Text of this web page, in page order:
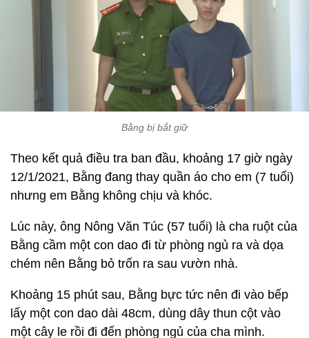
Bằng bị bắt giữ
Theo kết quả điều tra ban đầu, khoảng 17 giờ ngày
12/1/2021, Bằng đang thay quần áo cho em (7 tuổi)
nhưng em Bằng không chịu và khóc.
Lúc này, ông Nông Văn Túc (57 tuổi) là cha ruột của
Bằng cầm một con dao đi từ phòng ngủ ra và dọa
chém nên Bằng bỏ trốn ra sau vườn nhà.
Khoảng 15 phút sau, Bằng bực tức nên đi vào bếp
lấy một con dao dài 48cm, dùng dây thun cột vào
một cây le rồi đi đến phòng ngủ của cha mình.